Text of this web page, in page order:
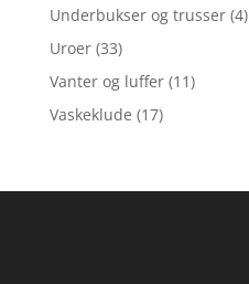
Underbukser og trusser (4)
Uroer (33)
Vanter og luffer (11)
Vaskeklude (17)